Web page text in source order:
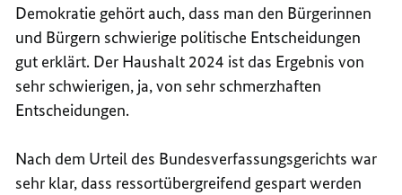
Demokratie gehört auch, dass man den Bürgerinnen
und Bürgern schwierige politische Entscheidungen
gut erklärt. Der Haushalt 2024 ist das Ergebnis von
sehr schwierigen, ja, von sehr schmerzhaften
Entscheidungen.
Nach dem Urteil des Bundesverfassungsgerichts war
sehr klar, dass ressortübergreifend gespart werden